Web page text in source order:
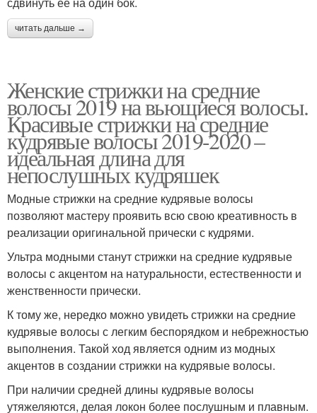
читать дальше →
Женские стрижки на средние
волосы 2019 на вьющиеся волосы.
Красивые стрижки на средние
кудрявые волосы 2019-2020 –
идеальная длина для
непослушных кудряшек
Модные стрижки на средние кудрявые волосы
позволяют мастеру проявить всю свою креативность в
реализации оригинальной прически с кудрями.
Ультра модными станут стрижки на средние кудрявые
волосы с акцентом на натуральности, естественности и
женственности прически.
К тому же, нередко можно увидеть стрижки на средние
кудрявые волосы с легким беспорядком и небрежностью
выполнения. Такой ход является одним из модных
акцентов в создании стрижки на кудрявые волосы.
При наличии средней длины кудрявые волосы
утяжеляются, делая локон более послушным и плавным.